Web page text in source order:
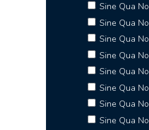
Sine Qua
Sine Qua
Sine Qua
Sine Qua
Sine Qua
Sine Qua
Sine Qua
Sine Qua